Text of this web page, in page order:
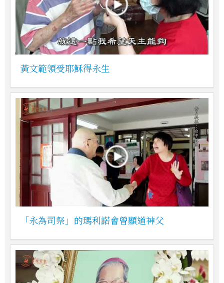
黃文範領受耶穌得永生
「永為司祭」的瑪利諾會曾顯道神父